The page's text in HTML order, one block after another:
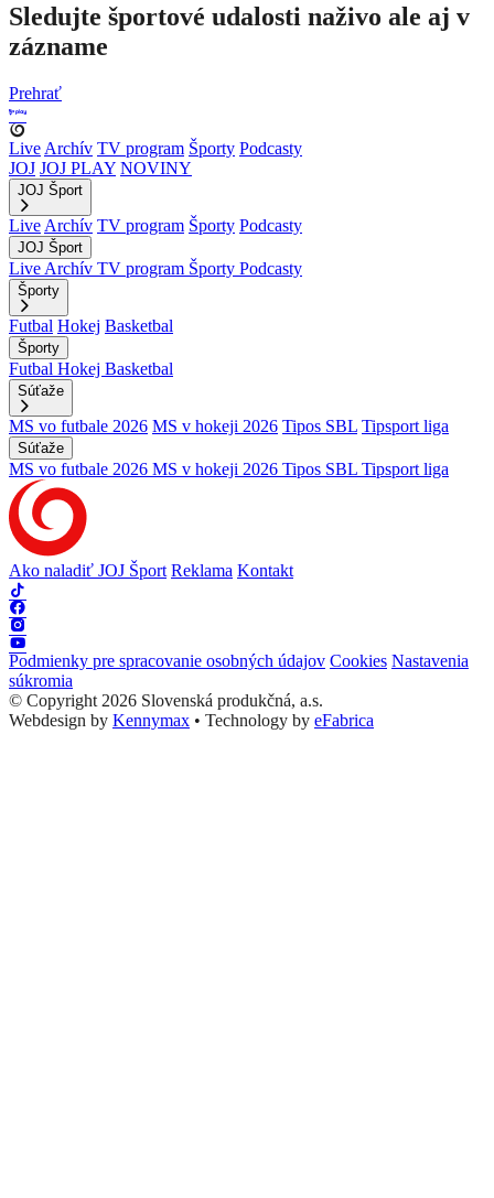
Sledujte športové udalosti naživo ale aj v
zázname
Prehrať
Live Archív TV program Športy Podcasty
JOJ JOJ PLAY NOVINY
JOJ Šport
Live Archív TV program Športy Podcasty
JOJ Šport
Live Archív TV program Športy Podcasty
Športy
Futbal Hokej Basketbal
Športy
Futbal Hokej Basketbal
Súťaže
MS vo futbale 2026 MS v hokeji 2026 Tipos SBL Tipsport liga
Súťaže
MS vo futbale 2026 MS v hokeji 2026 Tipos SBL Tipsport liga
Ako naladiť JOJ Šport Reklama Kontakt
Podmienky pre spracovanie osobných údajov Cookies Nastavenia
súkromia
© Copyright 2026 Slovenská produkčná, a.s.
Webdesign by Kennymax • Technology by eFabrica